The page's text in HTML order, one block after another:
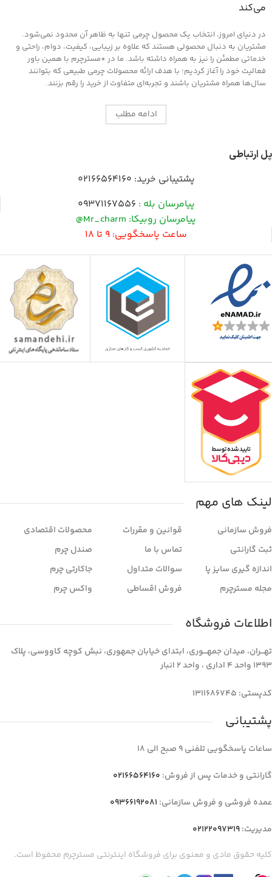
می‌کند
در دنیای امروز، انتخاب یک محصول چرمی تنها به ظاهر آن محدود نمی‌شود.
مشتریان به دنبال محصولی هستند که علاوه بر زیبایی، کیفیت، دوام، راحتی و
خدماتی مطمئن را نیز به همراه داشته باشد. ما در *مسترچرم با همین باور
فعالیت خود را آغاز کردیم؛ با هدف ارائه محصولات چرمی طبیعی که بتوانند
سال‌ها همراه مشتریان باشند و تجربه‌ای متفاوت از خرید را رقم بزنند.
ادامه مطلب
پل ارتباطی
پشتیبانی خرید: 02166564160
پیامرسان بله : 09371167556
پیامرسان روبیکا: Mr_charm@
ساعت پاسخگویی: 9 تا 18
لینک های مهم
فروش سازمانی
ثبت گارانتی
اندازه گیری سایز پا
مجله مسترچرم
قوانین و مقررات
تماس با ما
سوالات متداول
فروش اقساطی
محصولات اقتصادی
صندل چرم
جاکارتی چرم
واکس چرم
اطلاعات فروشگاه
تهـــران، میدان جمهـــوری، ابتدای خیابان جمهوری، نبش کوچه کاووسی، پلاک
1393 واحد 4 اداری ، واحد 2 انبار
کدپستی: 1311686745
پشتیبانی
ساعات پاسخگویی تلفنی 9 صبح الی 18
گارانتی و خدمات پس از فروش: 02166564160
عمده فروشی و فروش سازمانی: 09366192081
مدیریت:02122097319
کلیه حقوق مادی و معنوی برای فروشگاه اینترنتی مسترچرم محفوظ است.